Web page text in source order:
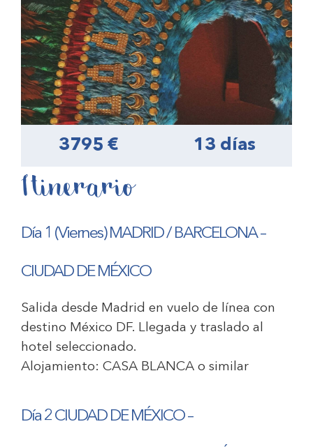
3795 € 13 días
Itinerario
Día 1 (Viernes) MADRID / BARCELONA –
CIUDAD DE MÉXICO
Salida desde Madrid en vuelo de línea con
destino México DF. Llegada y traslado al
hotel seleccionado.
Alojamiento: CASA BLANCA o similar
Día 2 CIUDAD DE MÉXICO –